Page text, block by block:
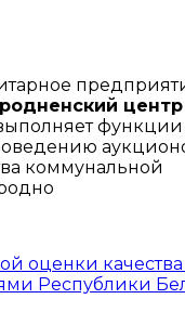
центр
функции
коммунальной
оценки
Республики